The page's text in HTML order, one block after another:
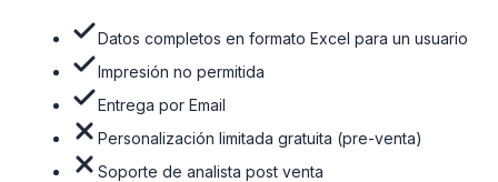
Datos completos en formato Excel para un usuario
Impresión no permitida
Entrega por Email
Personalización limitada gratuita (pre-venta)
Soporte de analista post venta